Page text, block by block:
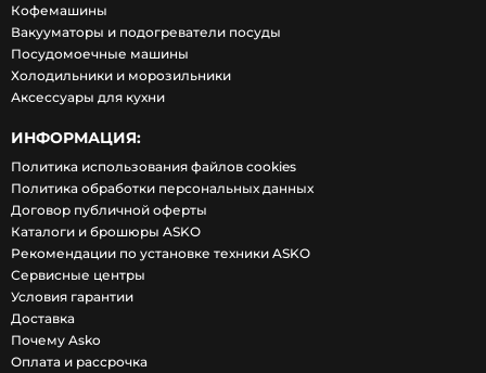
Кофемашины
Вакууматоры и подогреватели посуды
Посудомоечные машины
Холодильники и морозильники
Аксессуары для кухни
ИНФОРМАЦИЯ:
Политика использования файлов cookies
Политика обработки персональных данных
Договор публичной оферты
Каталоги и брошюры ASKO
Рекомендации по установке техники ASKO
Сервисные центры
Условия гарантии
Доставка
Почему Asko
Оплата и рассрочка